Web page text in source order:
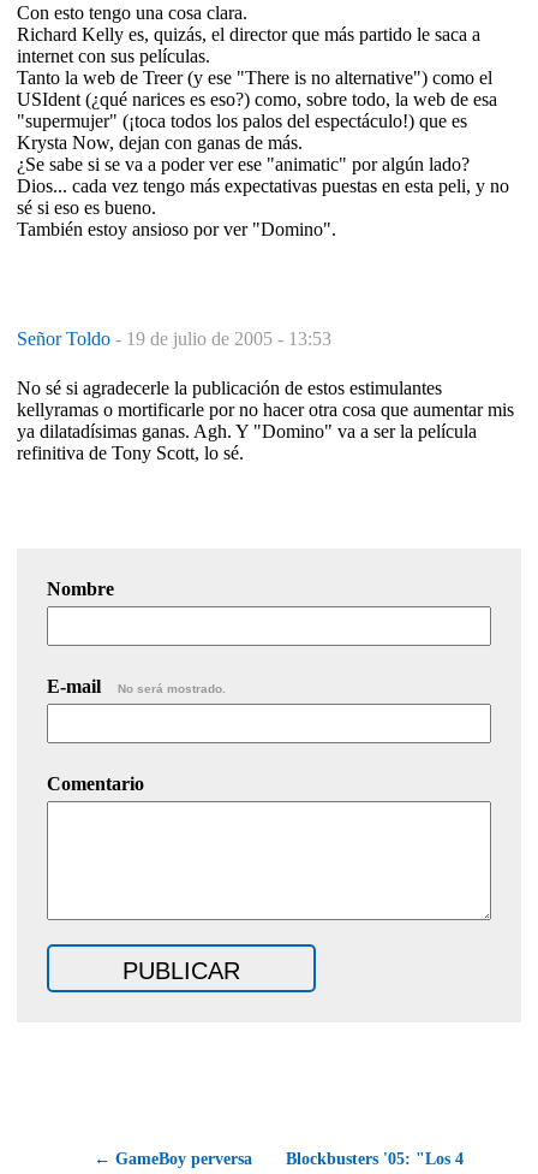
Con esto tengo una cosa clara.
Richard Kelly es, quizás, el director que más partido le saca a
internet con sus películas.
Tanto la web de Treer (y ese "There is no alternative") como el
USIdent (¿qué narices es eso?) como, sobre todo, la web de esa
"supermujer" (¡toca todos los palos del espectáculo!) que es
Krysta Now, dejan con ganas de más.
¿Se sabe si se va a poder ver ese "animatic" por algún lado?
Dios... cada vez tengo más expectativas puestas en esta peli, y no
sé si eso es bueno.
También estoy ansioso por ver "Domino".
Señor Toldo - 19 de julio de 2005 - 13:53
No sé si agradecerle la publicación de estos estimulantes
kellyramas o mortificarle por no hacer otra cosa que aumentar mis
ya dilatadísimas ganas. Agh. Y "Domino" va a ser la película
refinitiva de Tony Scott, lo sé.
Nombre
E-mail No será mostrado.
Comentario
← GameBoy perversa Blockbusters '05: "Los 4